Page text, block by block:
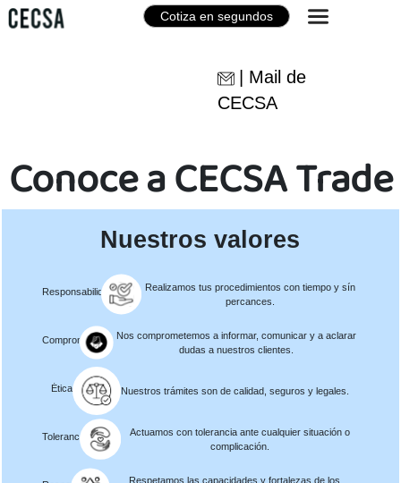
Cotiza en segundos
| Mail de
CECSA
Conoce a CECSA Trade
Nuestros valores
Responsabilidad
Realizamos tus procedimientos con tiempo y sín
percances.
Compromiso
Nos comprometemos a informar, comunicar y a aclarar
dudas a nuestros clientes.
Ética Nuestros trámites son de calidad, seguros y legales.
Tolerancia
Actuamos con tolerancia ante cualquier situación o
complicación.
Respetamos las capacidades y fortalezas de los